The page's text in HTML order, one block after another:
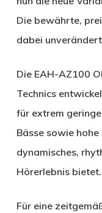
Die bewährte,
dabei
Die EAH-AZ100
Technics
für extrem
Bässe sowie
dynamisches,
Hörerlebnis bietet.
Für eine